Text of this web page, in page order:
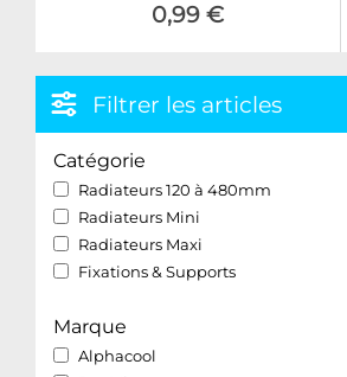
0,99 €
Filtrer les articles
Catégorie
Radiateurs 120 à 480mm
Radiateurs Mini
Radiateurs Maxi
Fixations & Supports
Marque
Alphacool